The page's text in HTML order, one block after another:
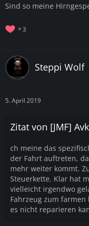
Sind so meine
3
Steppi Wolf
5. April 2019
Zitat von [JMF]
ch meine das
der Fahrt auftreten,
mehr weiter kommt.
Steuerkette. Klar hat
vielleicht irgendwo
Fahrzeug zum
es nicht reparieren